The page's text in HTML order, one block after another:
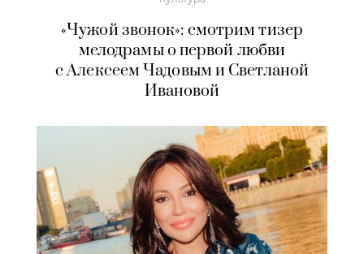
«Чужой звонок»: смотрим тизер
мелодрамы о первой любви
с Алексеем Чадовым и Светланой
Ивановой